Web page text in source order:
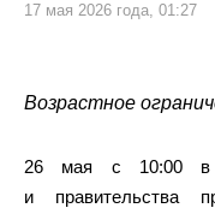
17 мая 2026 года, 01:27
Возрастное
26 мая с 10:00 в
и правительства